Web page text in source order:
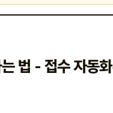
법 - 접수 자동